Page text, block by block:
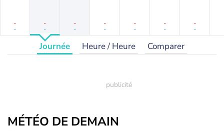
-
-
-
-
-
-
-
-
-
-
-
-
-
-
Journée Heure / Heure Comparer
MÉTÉO DE DEMAIN